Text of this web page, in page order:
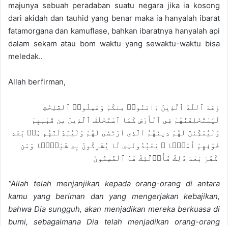
majunya sebuah peradaban suatu negara jika ia kosong
dari akidah dan tauhid yang benar maka ia hanyalah ibarat
fatamorgana dan kamuflase, bahkan ibaratnya hanyalah api
dalam sekam atau bom waktu yang sewaktu-waktu bisa
meledak..
Allah berfirman,
وَعَدَ ٱللَّهُ ٱلَّذِينَ ءَامَنُوا۟ مِنكُمْ وَعَمِلُوا۟ ٱلصَّٰلِحَٰتِ
لَيَسْتَخْلِفَنَّهُمْ فِى ٱلْأَرْضِ كَمَا ٱسْتَخْلَفَ ٱلَّذِينَ مِن قَبْلِهِمْ
وَلَيُمَكِّنَنَّ لَهُمْ دِينَهُمُ ٱلَّذِى ٱرْتَضَىٰ لَهُمْ وَلَيُبَدِّلَنَّهُم مِّنۢ بَعْدِ
خَوْفِهِمْ أَمْنًۭا ۚ يَعْبُدُونَنِى لَا يُشْرِكُونَ بِى شَيْـًۭٔا وَمَن
كَفَرَ بَعْدَ ذَٰلِكَ فَأُو۟لَٰٓئِكَ هُمُ ٱلْفَٰسِقُونَ
“Allah telah menjanjikan kepada orang-orang di antara
kamu yang beriman dan yang mengerjakan kebajikan,
bahwa Dia sungguh, akan menjadikan mereka berkuasa di
bumi, sebagaimana Dia telah menjadikan orang-orang